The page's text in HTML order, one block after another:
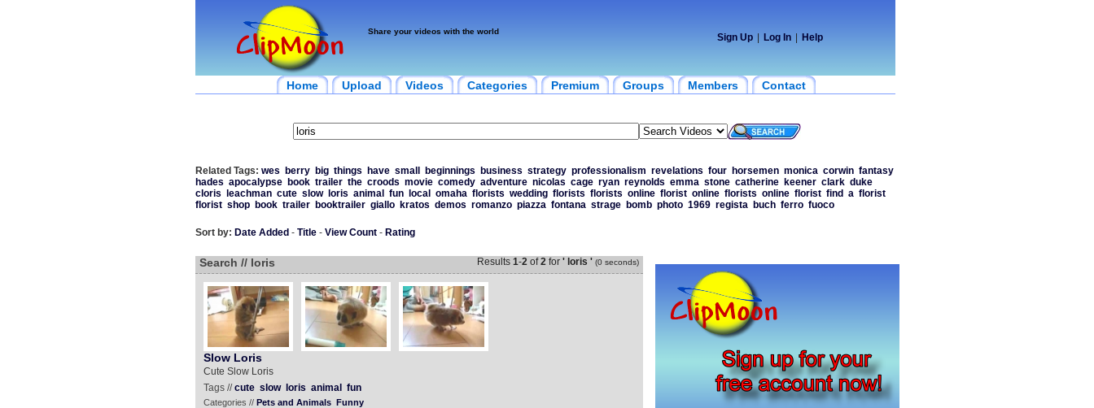
Share your videos with the world
Sign Up Log In Help
Home Upload Videos Categories Premium Groups Members Contact
Related Tags: wes berry big things have small beginnings business strategy professionalism revelations four horsemen monica corwin fantasy
hades apocalypse book trailer the croods movie comedy adventure nicolas cage ryan reynolds emma stone catherine keener clark duke
cloris
leachman cute slow loris animal fun local omaha florists wedding florists florists online florist online florists online florist find a florist
florist shop book trailer booktrailer giallo kratos demos romanzo piazza fontana strage bomb photo 1969 regista buch ferro fuoco
Sort by: Date Added - Title- View Count- Rating
Search // loris Results 1-2of2for ' loris ' (0 seconds)
Slow Loris
Cute Slow Loris
Tags //cute slow loris animal fun
Categories // Pets and Animals Funny